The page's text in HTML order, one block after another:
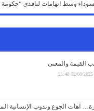
وسط اتهامات لنافذي “حكومة
يقف خلف غرق السفينة الهندية في
البيوت المزالة بالكامل.. السلطات
القيمة والمعنى
02/08/2025 21:48
آهات الجوع وندوب الإنسانية